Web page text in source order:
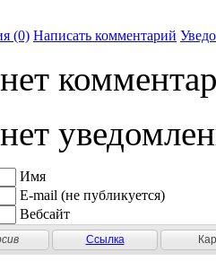
(0) Написать комментарий
Имя
E-mail (не публикуется)
Вебсайт
Ссылка